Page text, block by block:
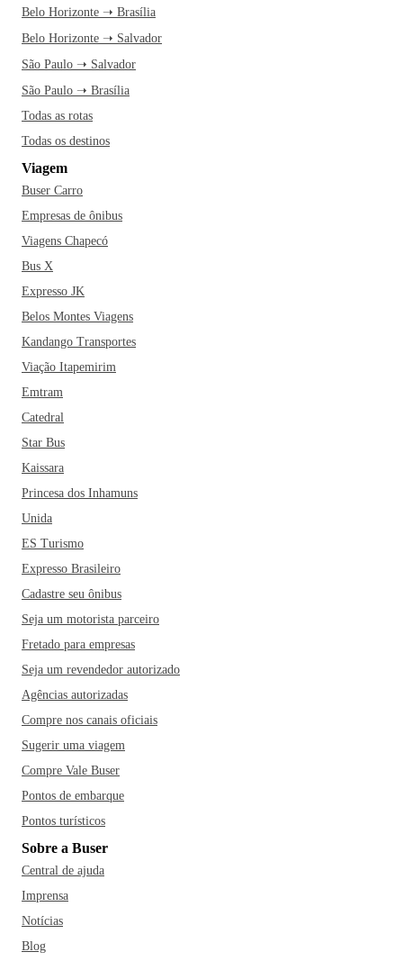
Belo Horizonte ➝ Brasília
Belo Horizonte ➝ Salvador
São Paulo ➝ Salvador
São Paulo ➝ Brasília
Todas as rotas
Todas os destinos
Viagem
Buser Carro
Empresas de ônibus
Viagens Chapecó
Bus X
Expresso JK
Belos Montes Viagens
Kandango Transportes
Viação Itapemirim
Emtram
Catedral
Star Bus
Kaissara
Princesa dos Inhamuns
Unida
ES Turismo
Expresso Brasileiro
Cadastre seu ônibus
Seja um motorista parceiro
Fretado para empresas
Seja um revendedor autorizado
Agências autorizadas
Compre nos canais oficiais
Sugerir uma viagem
Compre Vale Buser
Pontos de embarque
Pontos turísticos
Sobre a Buser
Central de ajuda
Imprensa
Notícias
Blog